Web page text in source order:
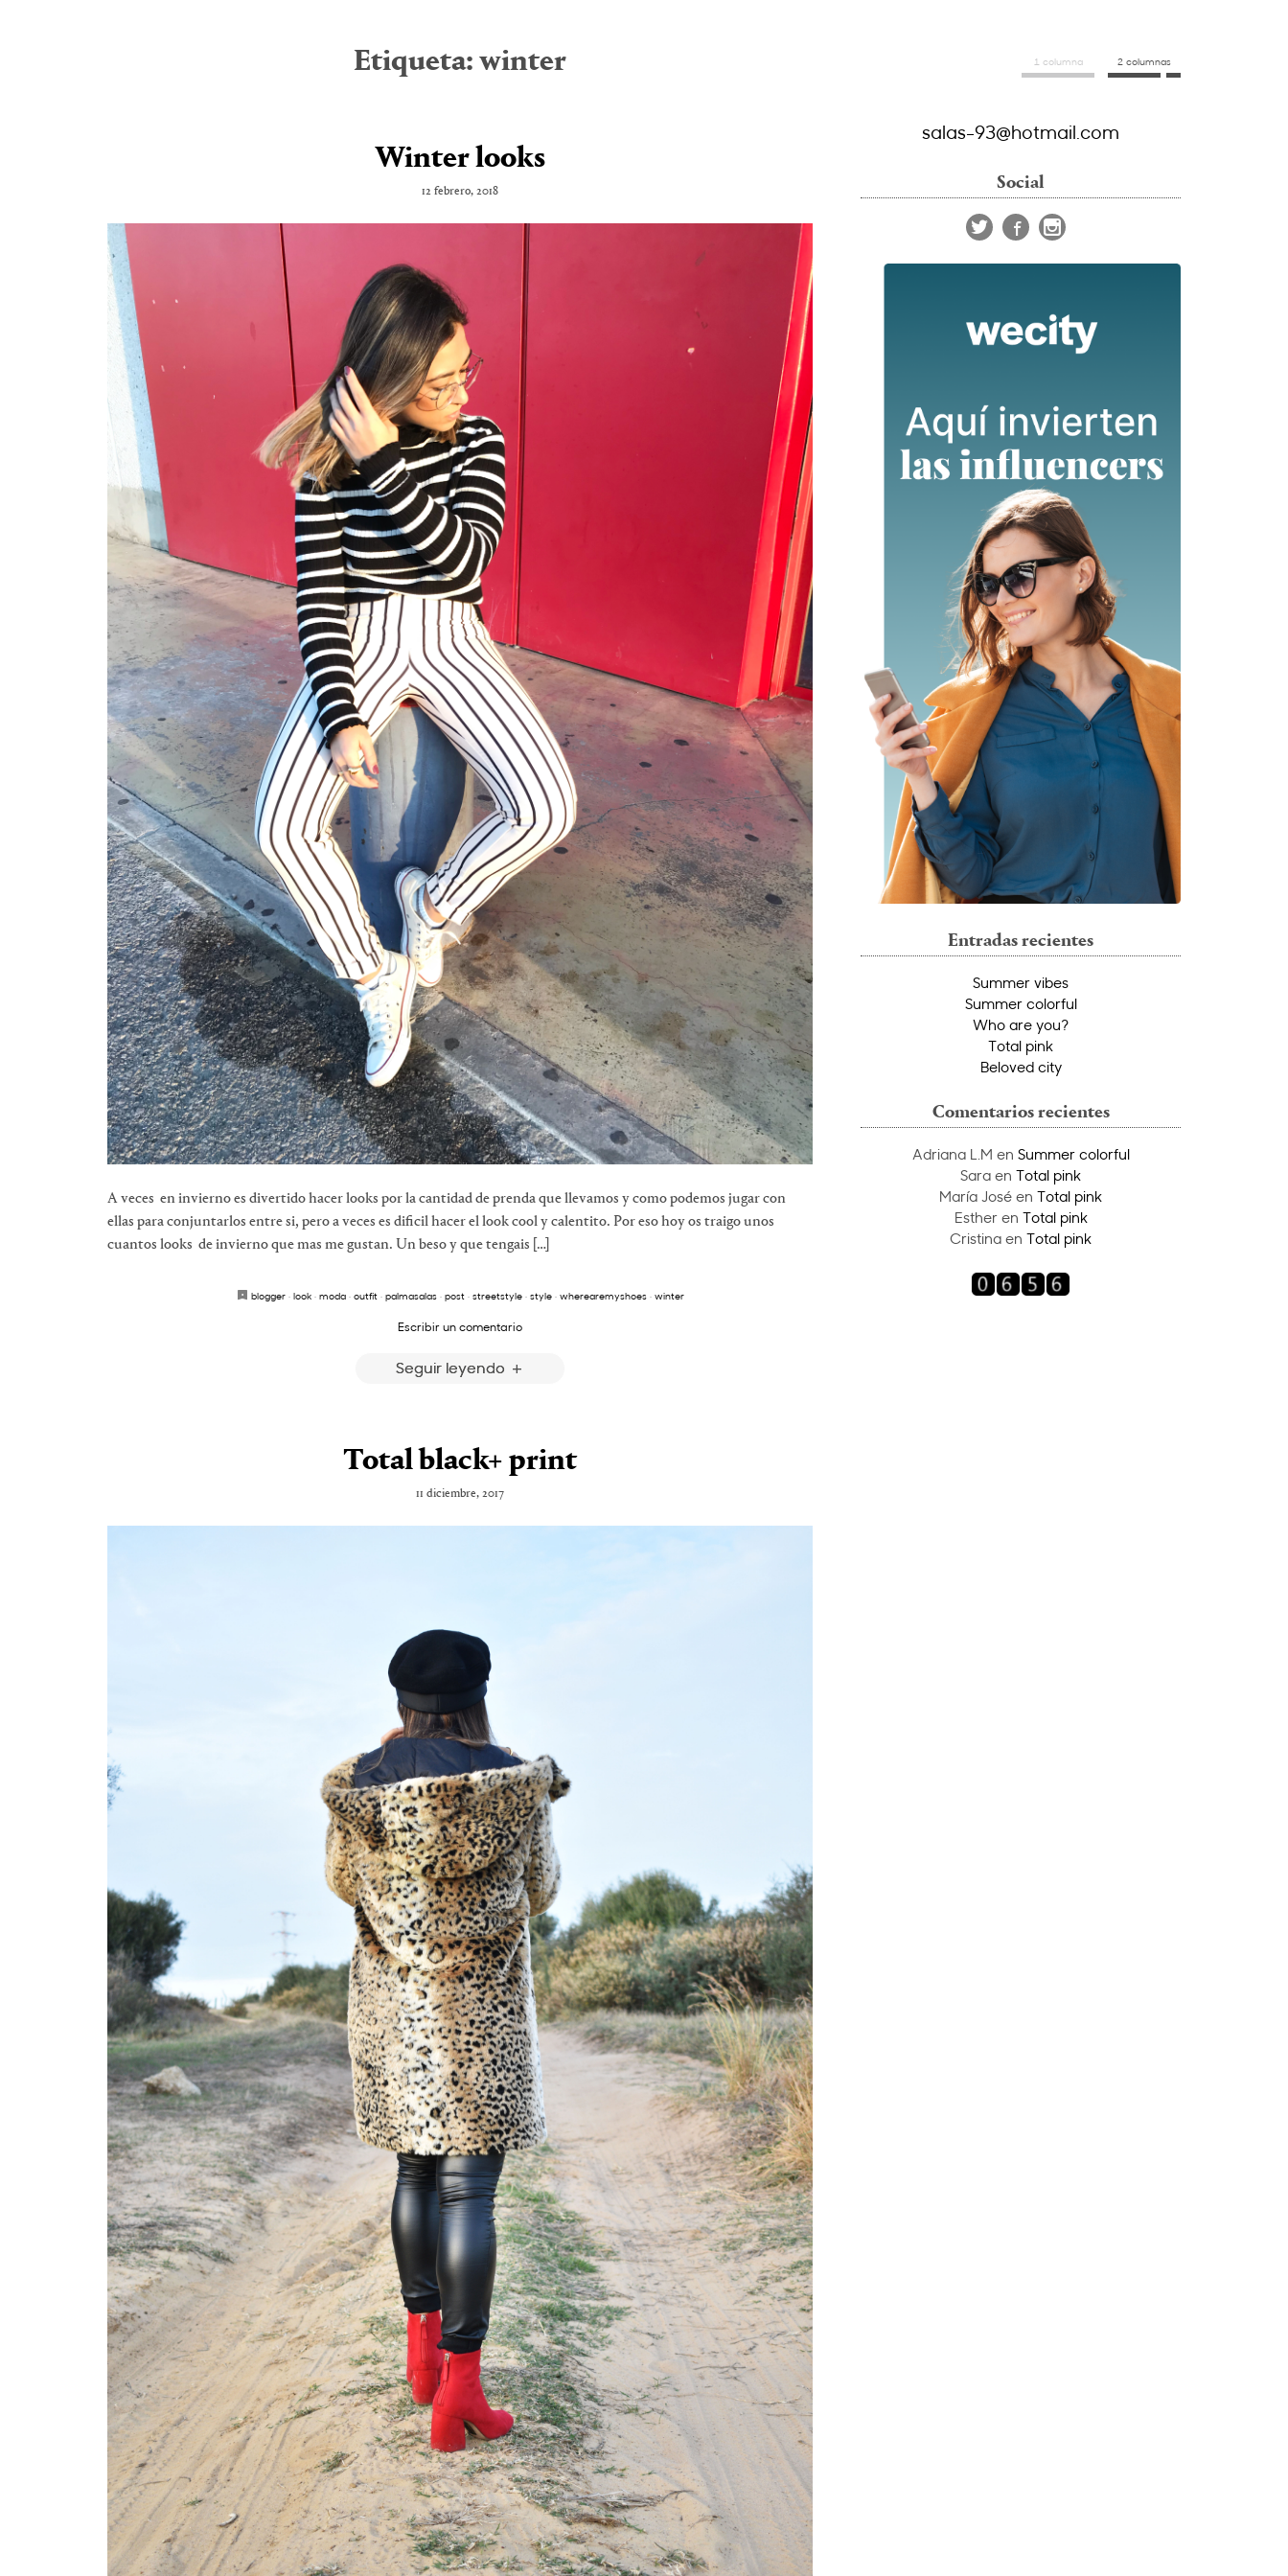
Etiqueta: winter
Winter looks
12 febrero, 2018
A veces en invierno es divertido hacer looks por la cantidad de prenda que llevamos y como podemos jugar con
ellas para conjuntarlos entre si, pero a veces es dificil hacer el look cool y calentito. Por eso hoy os traigo unos
cuantos looks de invierno que mas me gustan. Un beso y que tengais […]
blogger· look· moda· outfit· palmasalas· post· streetstyle· style· wherearemyshoes· winter
Escribir un comentario
Seguir leyendo
Total black+ print
11 diciembre, 2017
1 columna 2 columnas
salas-93@hotmail.com
Social
Entradas recientes
Summer vibes
Summer colorful
Who are you?
Total pink
Beloved city
Comentarios recientes
Adriana L.M en Summer colorful
Sara en Total pink
María José en Total pink
Estheren Total pink
Cristina en Total pink